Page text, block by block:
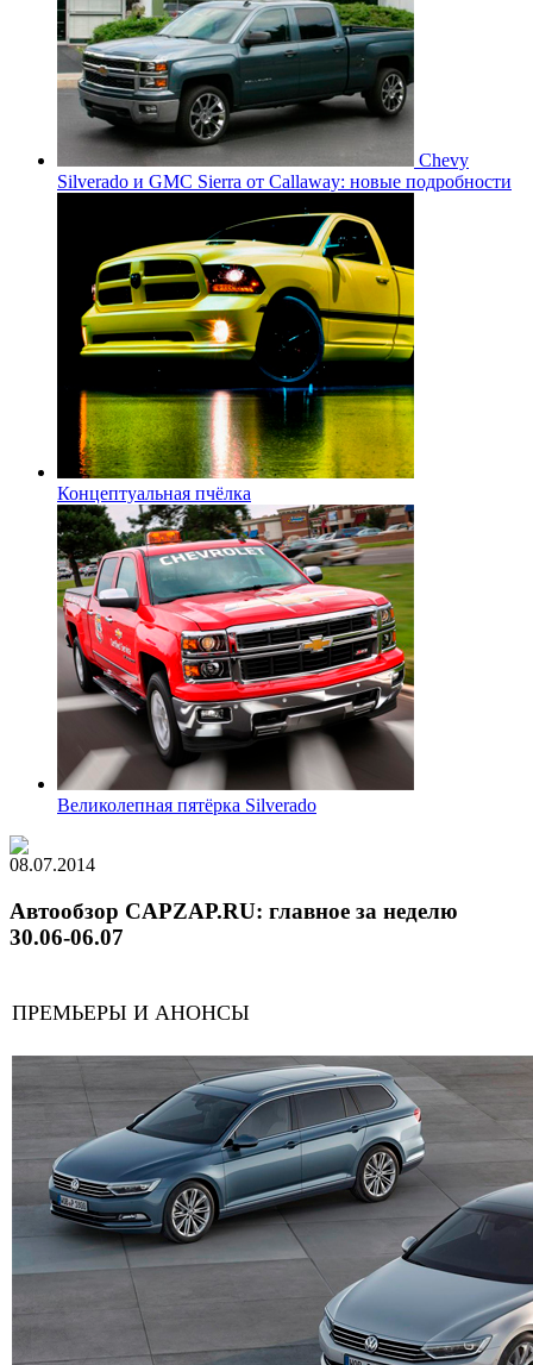
Chevy
Silverado и GMC Sierra от Callaway: новые подробности
Концептуальная пчёлка
Великолепная пятёрка Silverado
08.07.2014
Автообзор CAPZAP.RU: главное за неделю
30.06-06.07
ПРЕМЬЕРЫ И АНОНСЫ